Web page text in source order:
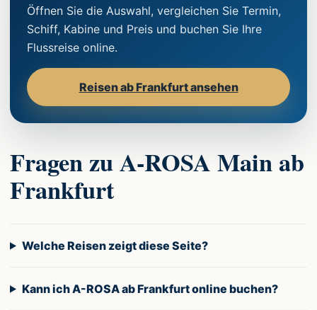
Öffnen Sie die Auswahl, vergleichen Sie Termin,
Schiff, Kabine und Preis und buchen Sie Ihre
Flussreise online.
Reisen ab Frankfurt ansehen
Fragen zu A-ROSA Main ab
Frankfurt
Welche Reisen zeigt diese Seite?
Kann ich A-ROSA ab Frankfurt online buchen?